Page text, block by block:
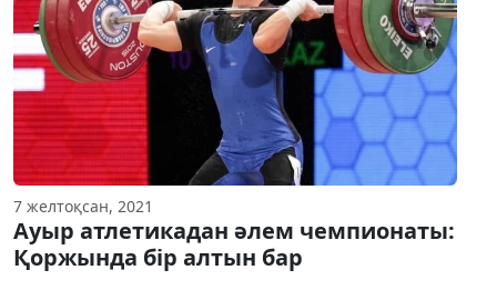
7 желтоқсан, 2021
Ауыр атлетикадан әлем чемпионаты:
Қоржында бір алтын бар